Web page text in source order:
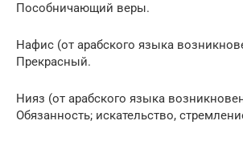
Пособничающий веры.
Нафис (от арабского языка
Прекрасный.
Нияз (от арабского языка
Обязанность; искательство,